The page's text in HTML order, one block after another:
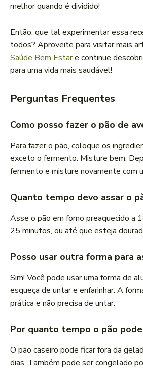
melhor quando é dividido!
Então, que tal experimentar essa
todos? Aproveite para visitar mais
Saúde Bem Estare continue
para uma vida mais saudável!
Perguntas Frequentes
Como posso fazer o pão de
Para fazer o pão, coloque os
exceto o fermento. Misture bem.
fermento e misture novamente com
Quanto tempo devo assar o
Asse o pão em forno preaquecido a
25 minutos, ou até que esteja
Posso usar outra forma para
Sim! Você pode usar uma forma de
esqueça de untar e enfarinhar. A
prática e não precisa de untar.
Por quanto tempo o pão
O pão caseiro pode ficar fora da
dias. Também pode ser congelado